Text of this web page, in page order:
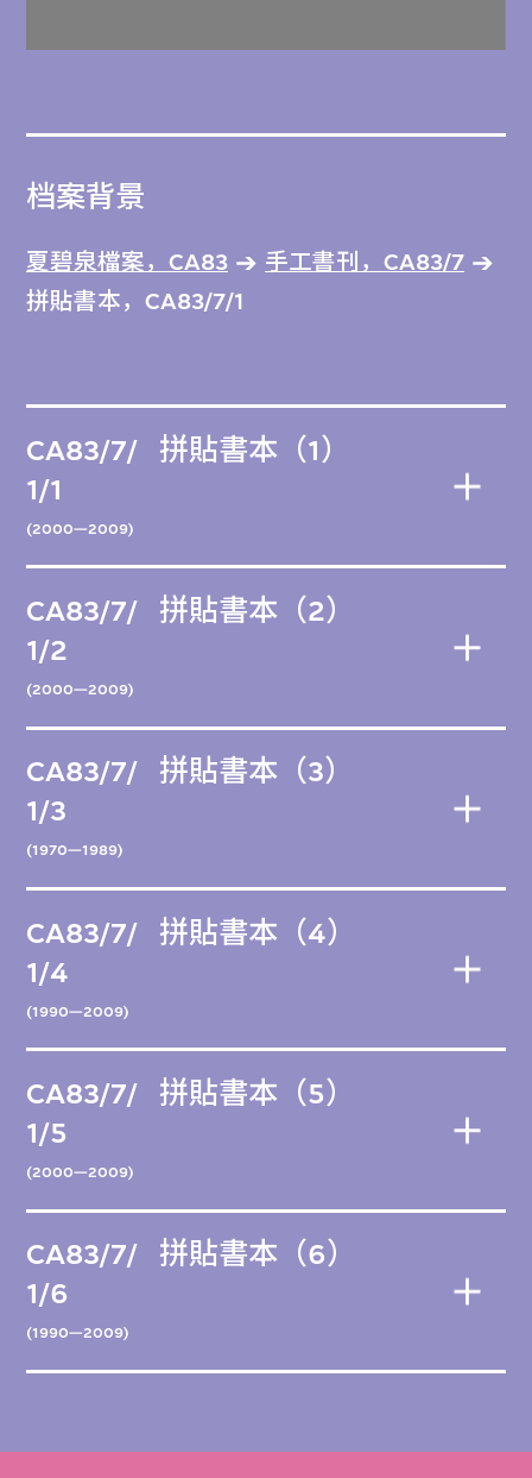
档案背景
夏碧泉檔案，CA83
手工書刊，CA83/7
拼貼書本，CA83/7/1
CA83/7/
1/1
(2000—2009)
拼貼書本（1）
CA83/7/
1/2
(2000—2009)
拼貼書本（2）
CA83/7/
1/3
(1970—1989)
拼貼書本（3）
CA83/7/
1/4
(1990—2009)
拼貼書本（4）
CA83/7/
1/5
(2000—2009)
拼貼書本（5）
CA83/7/
1/6
(1990—2009)
拼貼書本（6）